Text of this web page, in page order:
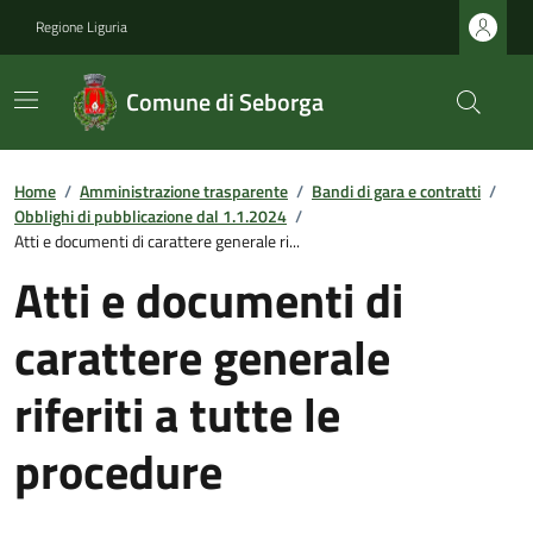
Regione Liguria
Comune di Seborga
Home / Amministrazione trasparente / Bandi di gara e contratti /
Obblighi di pubblicazione dal 1.1.2024 /
Atti e documenti di carattere generale ri...
Atti e documenti di
carattere generale
riferiti a tutte le
procedure